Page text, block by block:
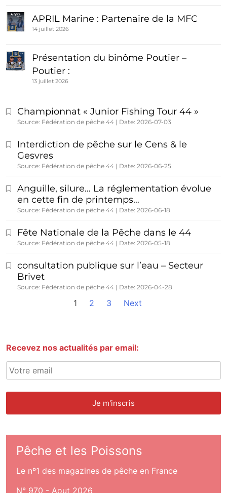
APRIL Marine : Partenaire de la MFC
14 juillet 2026
Présentation du binôme Poutier –
Poutier :
13 juillet 2026
Championnat « Junior Fishing Tour 44 »
Source: Fédération de pêche 44 Date: 2026-07-03
Interdiction de pêche sur le Cens & le
Gesvres
Source: Fédération de pêche 44 Date: 2026-06-25
Anguille, silure… La réglementation évolue
en cette fin de printemps…
Source: Fédération de pêche 44 Date: 2026-06-18
Fête Nationale de la Pêche dans le 44
Source: Fédération de pêche 44 Date: 2026-05-18
consultation publique sur l’eau – Secteur
Brivet
Source: Fédération de pêche 44 Date: 2026-04-28
1 2 3 Next
Recevez nos actualités par email:
Pêche et les Poissons
Le nº1 des magazines de pêche en France
N° 970 - Aout 2026